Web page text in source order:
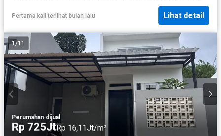
Pertama kali terlihat bulan lalu Lihat detail
1/11
Perumahan·dijual
Rp 725JtRp 16,11Jt/m²